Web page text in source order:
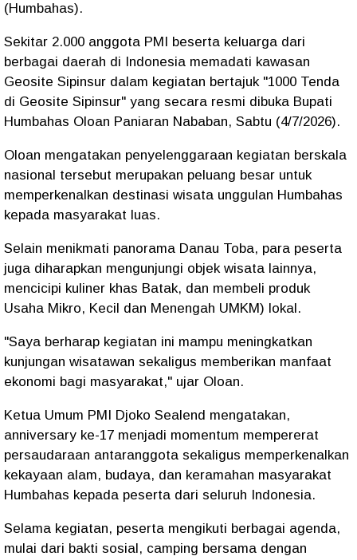
(Humbahas).
Sekitar 2.000 anggota PMI beserta keluarga dari
berbagai daerah di Indonesia memadati kawasan
Geosite Sipinsur dalam kegiatan bertajuk "1000 Tenda
di Geosite Sipinsur" yang secara resmi dibuka Bupati
Humbahas Oloan Paniaran Nababan, Sabtu (4/7/2026).
Oloan mengatakan penyelenggaraan kegiatan berskala
nasional tersebut merupakan peluang besar untuk
memperkenalkan destinasi wisata unggulan Humbahas
kepada masyarakat luas.
Selain menikmati panorama Danau Toba, para peserta
juga diharapkan mengunjungi objek wisata lainnya,
mencicipi kuliner khas Batak, dan membeli produk
Usaha Mikro, Kecil dan Menengah UMKM) lokal.
"Saya berharap kegiatan ini mampu meningkatkan
kunjungan wisatawan sekaligus memberikan manfaat
ekonomi bagi masyarakat," ujar Oloan.
Ketua Umum PMI Djoko Sealend mengatakan,
anniversary ke-17 menjadi momentum mempererat
persaudaraan antaranggota sekaligus memperkenalkan
kekayaan alam, budaya, dan keramahan masyarakat
Humbahas kepada peserta dari seluruh Indonesia.
Selama kegiatan, peserta mengikuti berbagai agenda,
mulai dari bakti sosial, camping bersama dengan